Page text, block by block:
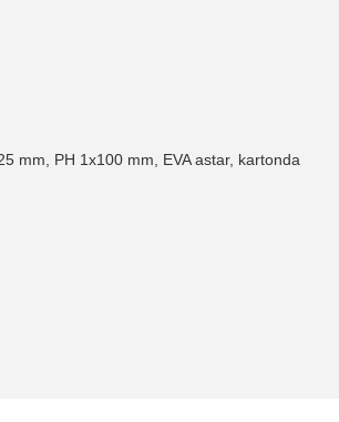
mm, PH 1x100 mm, EVA astar, kartonda